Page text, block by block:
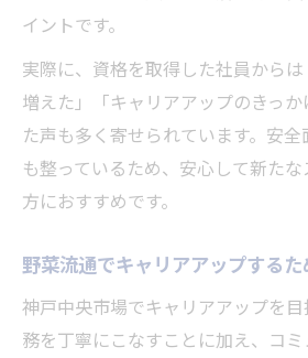
イントです。
実際に、資格を取得した社員から
増えた」「キャリアアップのきっ
た声も多く寄せられています。安
も整っているため、安心して新た
方におすすめです。
野菜流通でキャリアアップする
神戸中央市場でキャリアアップを
務を丁寧にこなすことに加え、コ